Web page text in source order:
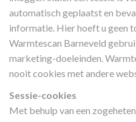
automatisch geplaatst en
informatie. Hier hoeft u geen
Warmtescan Barneveld
marketing-doeleinden.
nooit cookies met andere
Sessie-cookies
Met behulp van een